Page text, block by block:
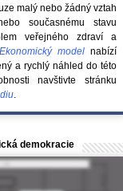
malý nebo žádný vztah
současnému stavu
veřejného zdraví a
Ekonomický modelnabízí
a rychlý náhled do této
navštivte stránku
.
demokracie